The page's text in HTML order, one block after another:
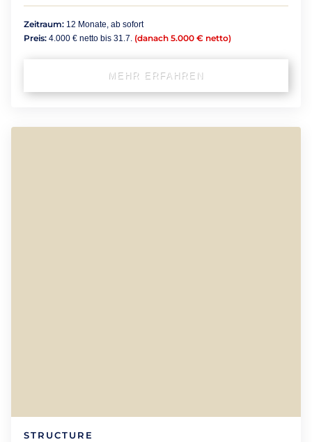
Zeitraum: 12 Monate, ab sofort
Preis: 4.000 € netto bis 31.7. (danach 5.000 € netto)
MEHR ERFAHREN
STRUCTURE